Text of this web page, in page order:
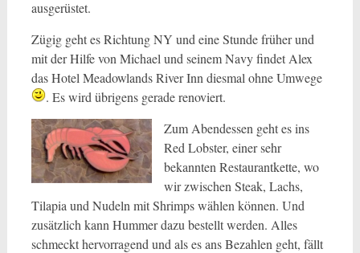
ausgerüstet.
Zügig geht es Richtung NY und eine Stunde früher und
mit der Hilfe von Michael und seinem Navy findet Alex
das Hotel Meadowlands River Inn diesmal ohne Umwege
. Es wird übrigens gerade renoviert.
Zum Abendessen geht es ins
Red Lobster, einer sehr
bekannten Restaurantkette, wo
wir zwischen Steak, Lachs,
Tilapia und Nudeln mit Shrimps wählen können. Und
zusätzlich kann Hummer dazu bestellt werden. Alles
schmeckt hervorragend und als es ans Bezahlen geht, fällt